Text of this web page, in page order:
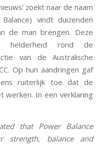
zoekt naar de naam
vindt duizenden
de man brengen. Deze
helderheid rond de
van de Australische
Op hun aandringen gaf
ruiterlijk toe dat de
werken. In een verklaring
that Power Balance
strength, balance and